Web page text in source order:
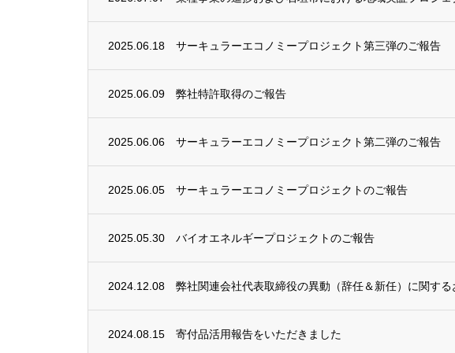
2025.06.18 サーキュラーエコノミープロジェクト第三弾のご報告
2025.06.09 弊社特許取得のご報告
2025.06.06 サーキュラーエコノミープロジェクト第二弾のご報告
2025.06.05 サーキュラーエコノミープロジェクトのご報告
2025.05.30 バイオエネルギープロジェクトのご報告
2024.12.08 弊社関連会社代表取締役の異動（辞任＆新任）に関する
2024.08.15 寄付品活用報告をいただきました